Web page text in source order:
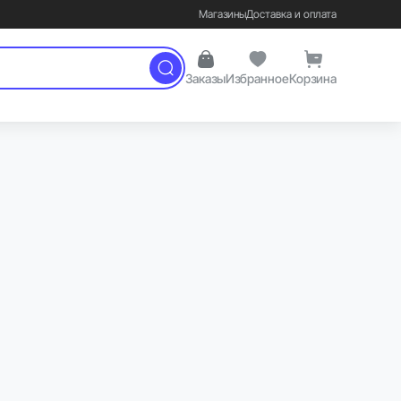
МагазиныДоставка и оплата
ЗаказыИзбранноеКорзина